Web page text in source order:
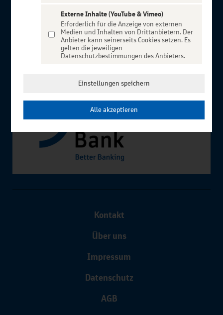
Service für alle Kunden der BBBank. Auf unserem einzigartigen
Portal finden Sie Tickets für atemberaubende Konzerte,
Musicals und Shows, die Fußball-Bundesliga sowie die
Champions League und die Europa League.
In Zusammenarbeit mit
Kontakt
Über uns
Impressum
Datenschutz
AGB
Externe Inhalte (YouTube & Vimeo)
Erforderlich für die Anzeige von externen
Medien und Inhalten von Drittanbietern. Der
Anbieter kann seinerseits Cookies setzen. Es
gelten die jeweiligen
Datenschutzbestimmungen des Anbieters.
Einstellungen speichern
Alle akzeptieren